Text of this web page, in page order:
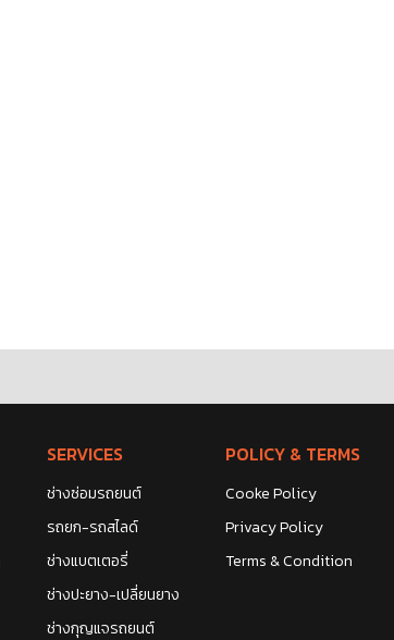
SERVICES
ช่างซ่อมรถยนต์
รถยก-รถสไลด์
ช่างแบตเตอรี่
ช่างปะยาง-เปลี่ยนยาง
ช่างกุญแจรถยนต์
POLICY & TERMS
Cooke Policy
Privacy Policy
Terms & Condition